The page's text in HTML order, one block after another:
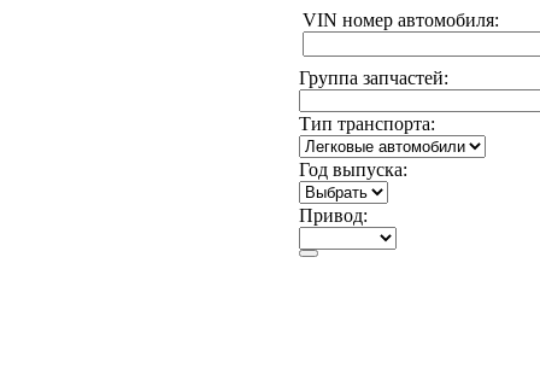
VIN номер автомобиля:
Группа запчастей:
Тип транспорта:
Год выпуска:
Привод: